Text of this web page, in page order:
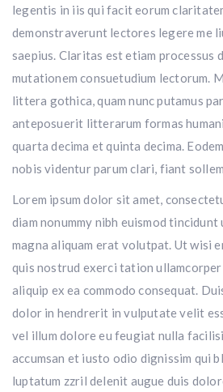
legentis in iis qui facit eorum
demonstraverunt lectores legere me
saepius. Claritas est etiam processus
mutationem consuetudium lectorum.
littera gothica, quam nunc putamus
anteposuerit litterarum formas
quarta decima et quinta decima.
nobis videntur parum clari, fiant
Lorem ipsum dolor sit amet,
diam nonummy nibh euismod
magna aliquam erat volutpat. Ut wisi
quis nostrud exerci tation
aliquip ex ea commodo consequat.
dolor in hendrerit in vulputate velit
vel illum dolore eu feugiat nulla
accumsan et iusto odio dignissim qui
luptatum zzril delenit augue duis